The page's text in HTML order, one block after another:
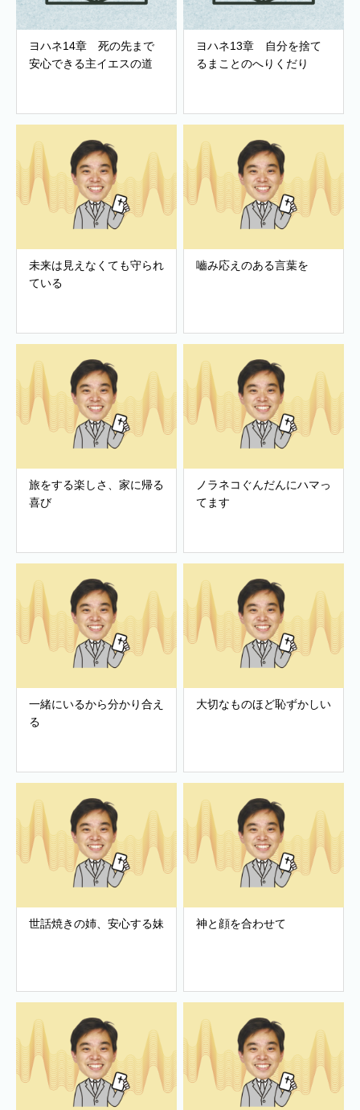
ヨハネ14章 死の先まで
安心できる主イエスの道
ヨハネ13章 自分を捨て
るまことのへりくだり
未来は見えなくても守られ
ている
嚙み応えのある言葉を
旅をする楽しさ、家に帰る
喜び
ノラネコぐんだんにハマっ
てます
一緒にいるから分かり合え
る
大切なものほど恥ずかしい
世話焼きの姉、安心する妹 神と顔を合わせて